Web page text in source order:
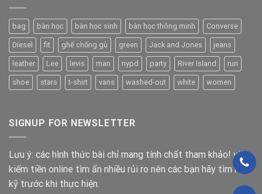
bag bàn học bàn học sinh bàn học thông minh Converse
Diesel fit ghế chống gù green Jack and Jones jeans
leather Lee levis man nypd party River Island run
shoe stars t-shirt vans washed-out white women
SIGNUP FOR NEWSLETTER
Lưu ý: các hình thức bài chỉ mang tính chất tham khảo! việc
kiếm tiền online tìm ẩn nhiều rủi ro nên các bạn hãy tìm hiểu
kỹ trước khi thực hiện.